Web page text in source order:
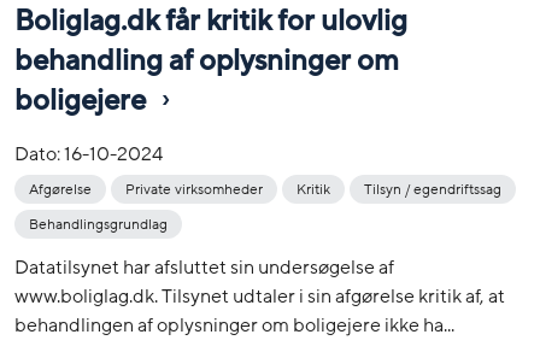
Boliglag.dk får kritik for ulovlig
behandling af oplysninger om
boligejere
Dato:16-10-2024
Afgørelse Private virksomheder Kritik
Tilsyn / egendriftssag
Behandlingsgrundlag
Datatilsynet har afsluttet sin undersøgelse af
www.boliglag.dk. Tilsynet udtaler i sin afgørelse kritik af, at
behandlingen af oplysninger om boligejere ikke ha...